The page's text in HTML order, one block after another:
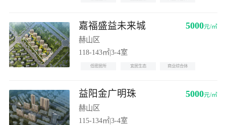
嘉福盛益未来城
赫山区
5000元/㎡
118-143㎡|3-4室
低密居所 宜居生态 商业综合体
益阳金广明珠
赫山区
5000元/㎡
115-134㎡|3-4室